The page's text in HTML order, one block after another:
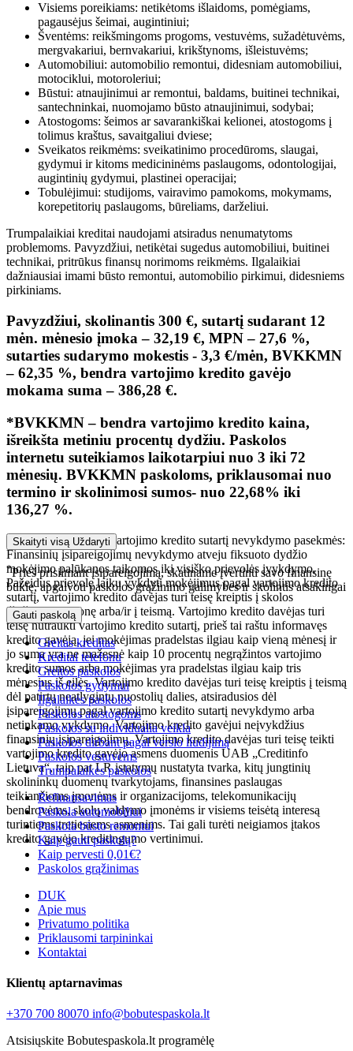
Visiems poreikiams: netikėtoms išlaidoms, pomėgiams,
pagausėjus šeimai, augintiniui;
Šventėms: reikšmingoms progoms, vestuvėms, sužadėtuvėms,
mergvakariui, bernvakariui, krikštynoms, išleistuvėms;
Automobiliui: automobilio remontui, didesniam automobiliui,
motociklui, motoroleriui;
Būstui: atnaujinimui ar remontui, baldams, buitinei technikai,
santechninkai, nuomojamo būsto atnaujinimui, sodybai;
Atostogoms: šeimos ar savarankiškai kelionei, atostogoms į
tolimus kraštus, savaitgaliui dviese;
Sveikatos reikmėms: sveikatinimo procedūroms, slaugai,
gydymui ir kitoms medicininėms paslaugoms, odontologijai,
augintinių gydymui, plastinei operacijai;
Tobulėjimui: studijoms, vairavimo pamokoms, mokymams,
korepetitorių paslaugoms, būreliams, darželiui.
Trumpalaikiai kreditai naudojami atsiradus nenumatytoms
problemoms. Pavyzdžiui, netikėtai sugedus automobiliui, buitinei
technikai, pritrūkus finansų norimoms reikmėms. Ilgalaikiai
dažniausiai imami būsto remontui, automobilio pirkimui, didesniems
pirkiniams.
Pavyzdžiui, skolinantis 300 €, sutartį sudarant 12
mėn. mėnesio įmoka – 32,19 €, MPN – 27,6 %,
sutarties sudarymo mokestis - 3,3 €/mėn, BVKKMN
– 62,35 %, bendra vartojimo kredito gavėjo
mokama suma – 386,28 €.
*BVKKMN – bendra vartojimo kredito kaina,
išreikšta metiniu procentų dydžiu. Paskolos
internetu suteikiamos laikotarpiui nuo 3 iki 72
mėnesių. BVKKMN paskoloms, priklausomai nuo
termino ir skolinimosi sumos- nuo 22,68% iki
136,27 %.
Įsipareigojimų pagal vartojimo kredito sutartį nevykdymo pasekmės:
Finansinių įsipareigojimų nevykdymo atveju fiksuoto dydžio
mokėjimo palūkanos taikomos iki visiško prievolės įvykdymo.
Pažeidus prievolę laiku vykdyti mokėjimus pagal vartojimo kredito
sutartį, vartojimo kredito davėjas turi teisę kreiptis į skolos
išieškojimo įmonę arba/ir į teismą. Vartojimo kredito davėjas turi
teisę nutraukti vartojimo kredito sutartį, prieš tai raštu informavęs
kredito gavėją, jei mokėjimas pradelstas ilgiau kaip vieną mėnesį ir
jo suma yra ne mažesnė kaip 10 procentų negrąžintos vartojimo
kredito sumos arba mokėjimas yra pradelstas ilgiau kaip tris
mėnesius iš eilės. Vartojimo kredito davėjas turi teisę kreiptis į teismą
dėl patirtų neatlygintų nuostolių dalies, atsiradusios dėl
įsipareigojimų pagal vartojimo kredito sutartį nevykdymo arba
netinkamo vykdymo. Vartojimo kredito gavėjui neįvykdžius
finansinių įsipareigojimų, Vartojimo kredito davėjas turi teisę teikti
vartojimo kredito gavėjo asmens duomenis UAB „Creditinfo
Lietuva“, taip pat LR įstatymų nustatyta tvarka, kitų jungtinių
skolininkų duomenų tvarkytojams, finansines paslaugas
teikiančioms įmonėms ir organizacijoms, telekomunikacijų
bendrovėms, skolų valdymo įmonėms ir visiems teisėtą interesą
turintiems tretiesiems asmenims. Tai gali turėti neigiamos įtakos
kredito gavėjo kreditingumo vertinimui.
Skaityti visą Uždaryti
*Prieš prisiimant įsipareigojimą, skatiname įvertinti savo finansinę
būklę, apgalvoti paskolos grąžinimo galimybes ir skolintis atsakingai
Gauti paskolą
Greitas kreditas
Kreditai telefonu
Greitos paskolos
Paskolos gydymui
Ilgalaikės paskolos
Paskolos atostogoms
Paskolos su individualia veikla
Paskolos dirbant pagal verslo liudijimą
Paskolos vestuvėms
Trumpalaikės paskolos
Refinansavimas
Paskola automobiliui
Paskola būsto remontui
Kaip gauti paskolą?
Kaip pervesti 0,01€?
Paskolos grąžinimas
DUK
Apie mus
Privatumo politika
Priklausomi tarpininkai
Kontaktai
Klientų aptarnavimas
+370 700 80070 info@bobutespaskola.lt
Atsisiųskite Bobutespaskola.lt programėlę